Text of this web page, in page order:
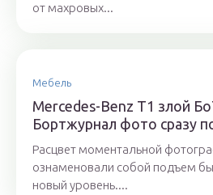
от махровых...
Мебель
Mercedes-Benz T1 злой
Бортжурнал фото сразу
Расцвет моментальной
ознаменовали собой подъем
новый уровень....